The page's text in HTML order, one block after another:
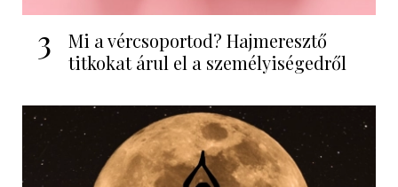
3
Mi a vércsoportod? Hajmeresztő
titkokat árul el a személyiségedről